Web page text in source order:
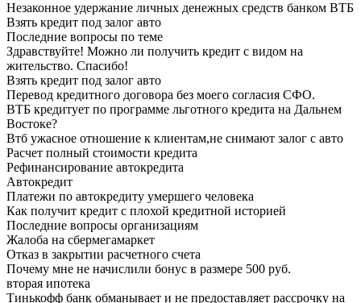
Незаконное удержание личных денежных средств банком ВТБ
Взять кредит под залог авто
Последние вопросы по теме
Здравствуйте! Можно ли получить кредит с видом на
жительство. Спасибо!
Взять кредит под залог авто
Перевод кредитного договора без моего согласия СФО.
ВТБ кредитует по программе льготного кредита на Дальнем
Востоке?
Втб ужасное отношение к клиентам,не снимают залог с авто
Расчет полный стоимости кредита
Рефинансирование автокредита
Автокредит
Платежи по автокредиту умершего человека
Как получит кредит с плохой кредитной историей
Последние вопросы организациям
Жалоба на сбермегамаркет
Отказ в закрытии расчетного счета
Почему мне не начислили бонус в размере 500 руб.
вторая ипотека
Тинькофф банк обманывает и не предоставляет рассрочку на